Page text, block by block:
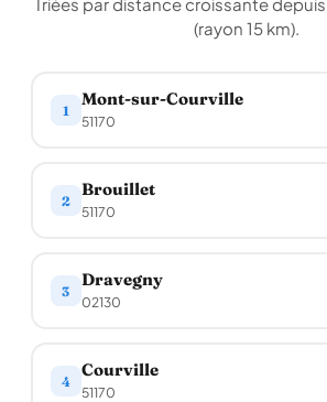
(rayon 15 km).
1
Mont-sur-Courville
51170
2
Brouillet
51170
3
Dravegny
02130
4
Courville
51170